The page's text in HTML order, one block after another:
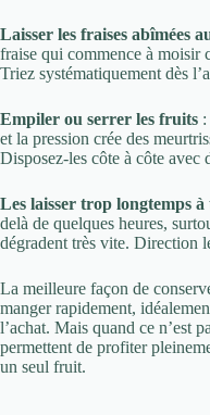
Laisser les fraises abîmées
fraise qui commence à moisir
Triez systématiquement dès
Empiler ou serrer les fruits
et la pression crée des
Disposez-les côte à côte avec
Les laisser trop longtemps
delà de quelques heures,
dégradent très vite. Direction
La meilleure façon de
manger rapidement,
l’achat. Mais quand ce n’est
permettent de profiter
un seul fruit.